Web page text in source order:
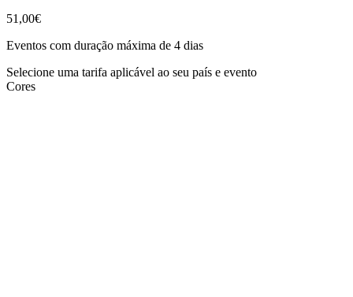
51,00€
Eventos com duração máxima de 4 dias
Selecione uma tarifa aplicável ao seu país e evento
Cores